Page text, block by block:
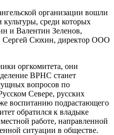
организации вошли
культуры, среди которых
и Валентин Зеленов,
Сергей Сюхин, директор ООО
оргкомитета, они
ВРНС станет
вопросов по
Севере, русских
воспитанию подрастающего
обратился к владыке
работе, направленной
ситуации в обществе.